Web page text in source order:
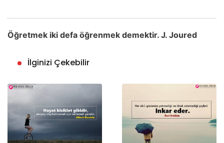
Öğretmek iki defa öğrenmek demektir. J. Joured
İlginizi Çekebilir